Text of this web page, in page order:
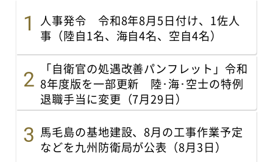
人事発令 令和8年8月5日付け、1佐人
事（陸自1名、海自4名、空自4名）
「自衛官の処遇改善パンフレット」令和
8年度版を一部更新 陸･海･空士の特例
退職手当に変更（7月29日）
馬毛島の基地建設、8月の工事作業予定
などを九州防衛局が公表（8月3日）